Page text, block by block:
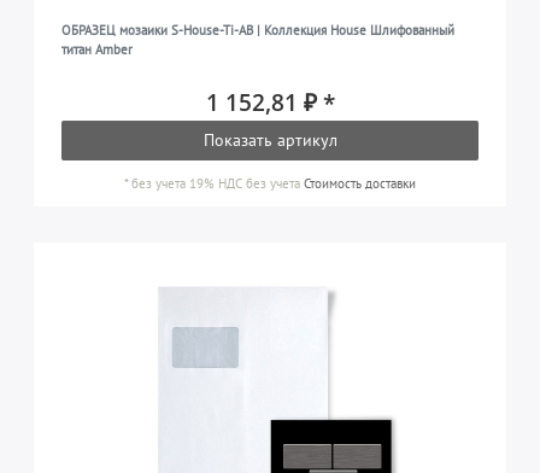
ОБРАЗЕЦ мозаики S-House-Ti-AB | Коллекция House Шлифованный
титан Amber
1 152,81 ₽ *
Показать артикул
*без учета 19% НДС без учета Стоимость доставки